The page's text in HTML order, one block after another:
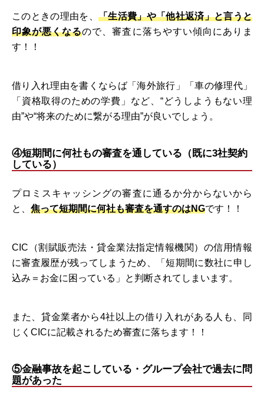
このときの理由を、 「生活費」や「他社返済」と言うと
印象が悪くなるので、審査に落ちやすい傾向にありま
す！！
借り入れ理由を書くならば「海外旅行」「車の修理代」
「資格取得のための学費」など、“どうしようもない理
由”や“将来のために繋がる理由”が良いでしょう。
④短期間に何社もの審査を通している（既に3社契約
している）
プロミスキャッシングの審査に通るか分からないから
と、 焦って短期間に何社も審査を通すのはNGです！！
CIC（割賦販売法・貸金業法指定情報機関）の信用情報
に審査履歴が残ってしまうため、「短期間に数社に申し
込み＝お金に困っている」と判断されてしまいます。
また、貸金業者から4社以上の借り入れがある人も、同
じくCICに記載されるため審査に落ちます！！
⑤金融事故を起こしている・グループ会社で過去に問
題があった